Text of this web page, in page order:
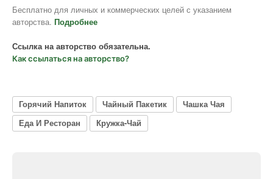
Бесплатно для личных и коммерческих целей с указанием
авторства. Подробнее
Ссылка на авторство обязательна.
Как ссылаться на авторство?
Горячий Напиток Чайный Пакетик
Чашка Чая
Еда И Ресторан
Кружка-Чай